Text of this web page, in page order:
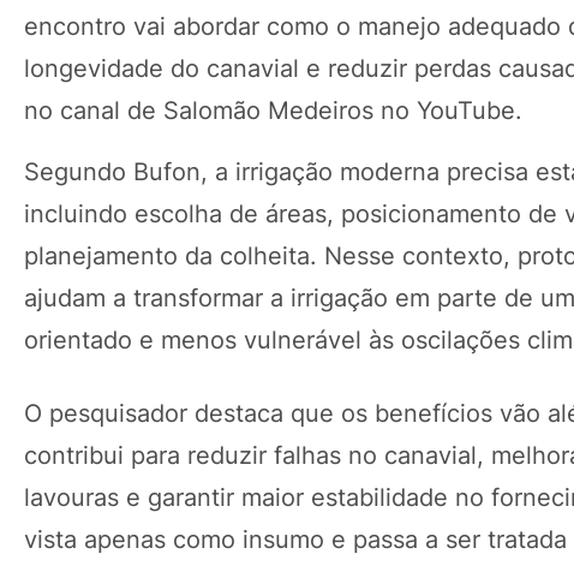
encontro vai abordar como o manejo
longevidade do canavial e reduzir perdas
no canal de Salomão Medeiros no YouTube.
Segundo Bufon, a irrigação moderna precisa
incluindo escolha de áreas, posicionamento
planejamento da colheita. Nesse contexto,
ajudam a transformar a irrigação em parte de
orientado e menos vulnerável às oscilações
O pesquisador destaca que os benefícios vão
contribui para reduzir falhas no canavial,
lavouras e garantir maior estabilidade no
vista apenas como insumo e passa a ser